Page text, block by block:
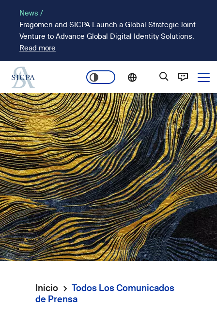
contenido
principal
News /
Fragomen and SICPA Launch a Global Strategic Joint
Venture to Advance Global Digital Identity Solutions.
Read more
Main
navigation
Imagen
Ruta
Inicio
Todos Los Comunicados
de Prensa